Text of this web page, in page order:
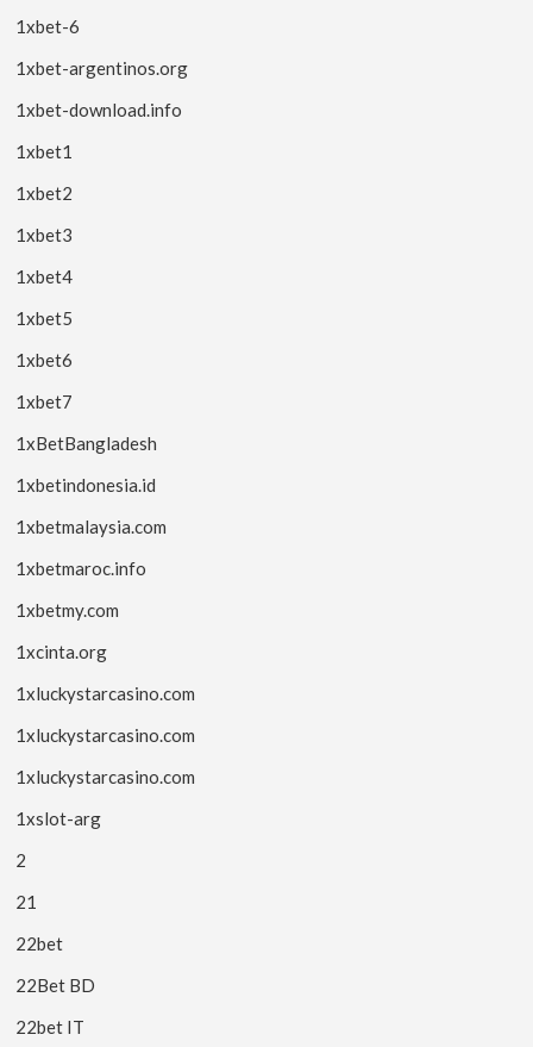
1xbet-6
1xbet-argentinos.org
1xbet-download.info
1xbet1
1xbet2
1xbet3
1xbet4
1xbet5
1xbet6
1xbet7
1xBetBangladesh
1xbetindonesia.id
1xbetmalaysia.com
1xbetmaroc.info
1xbetmy.com
1xcinta.org
1xluckystarcasino.com
1xluckystarcasino.com
1xluckystarcasino.com
1xslot-arg
2
21
22bet
22Bet BD
22bet IT